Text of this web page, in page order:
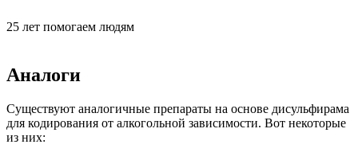
25 лет помогаем людям
Аналоги
Существуют аналогичные препараты на основе дисульфирама
для кодирования от алкогольной зависимости. Вот некоторые
из них: